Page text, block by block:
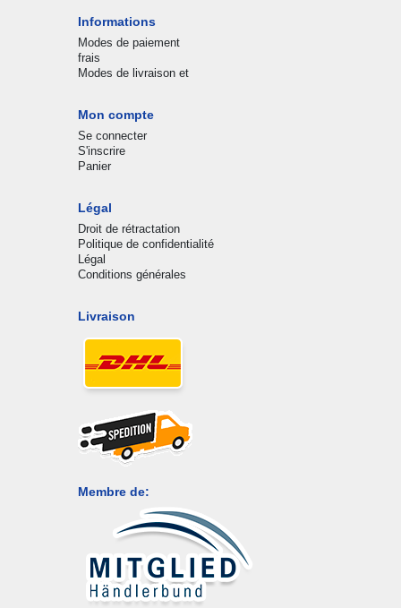
Informations
Modes de paiement
frais
Modes de livraison et
Mon compte
Se connecter
S'inscrire
Panier
Légal
Droit de rétractation
Politique de confidentialité
Légal
Conditions générales
Livraison
Membre de: